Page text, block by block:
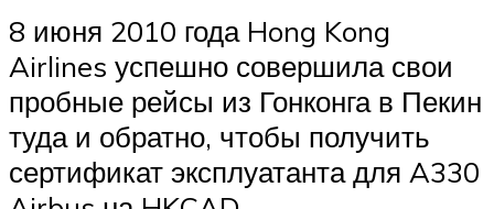
8 июня 2010 года Hong Kong
Airlines успешно совершила свои
пробные рейсы из Гонконга в Пекин
туда и обратно, чтобы получить
сертификат эксплуатанта для A330